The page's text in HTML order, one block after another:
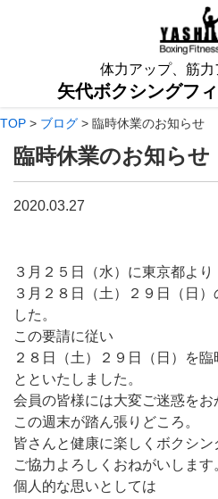
体力アップ、筋
矢代ボクシングフ
TOP > ブログ > 臨時休業のお知らせ
臨時休業のお知らせ
2020.03.27
３月２５日（水）に東京都より
３月２８日（土）２９日（日
した。
この要請に従い
２８日（土）２９日（日）を臨
とといたしました。
会員の皆様には大変ご迷惑を
この週末が踏ん張りどころ。
皆さんと健康に楽しくボクシン
ご協力よろしくおねがいします
個人的な思いとしては